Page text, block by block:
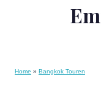
Home » Bangkok Touren